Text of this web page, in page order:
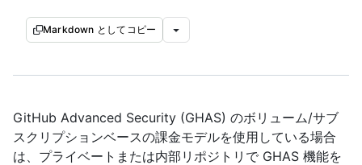
Markdown としてコピー
GitHub Advanced Security (GHAS) のボリューム/サブ
スクリプションベースの課金モデルを使用している場合
は、プライベートまたは内部リポジトリで GHAS 機能を